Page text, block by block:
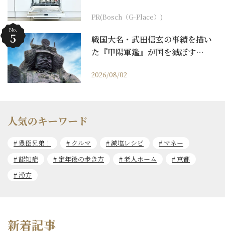
PR(Bosch（G-Place）)
戦国大名・武田信玄の事績を描い
た『甲陽軍鑑』が国を滅ぼす…
2026/08/02
No.
人気のキーワード
豊臣兄弟！ クルマ 減塩レシピ
マネー
認知症
定年後の歩き方 老人ホーム
京都
漢方
新着記事